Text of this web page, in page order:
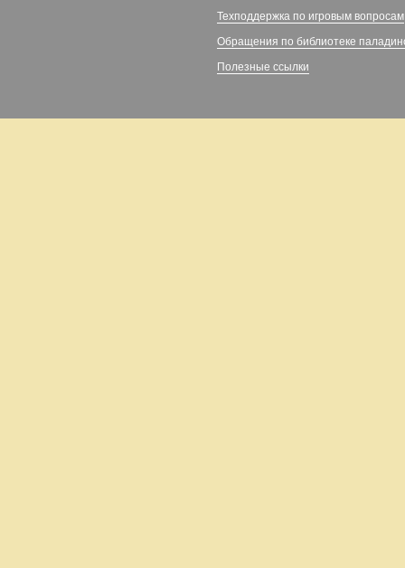
Техподдержка по игровым вопросам
Обращения по библиотеке
Полезные ссылки